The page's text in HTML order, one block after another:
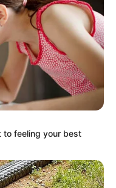
to feeling your best